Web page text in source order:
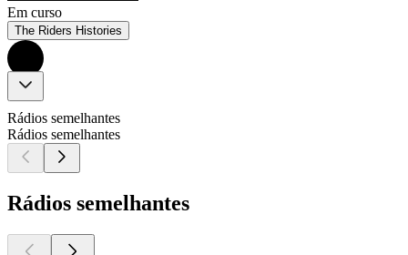
Em curso
The Riders Histories
Rádios semelhantes
Rádios semelhantes
Rádios semelhantes